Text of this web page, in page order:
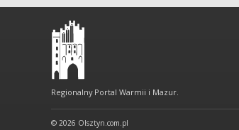
Olsztyn
regionalny
portal
Warmii
i
Regionalny Portal Warmii i Mazur.
© 2026 Olsztyn.com.pl